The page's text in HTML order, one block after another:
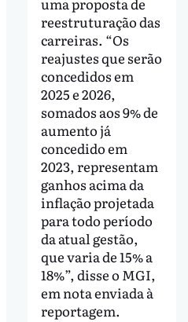
reestruturação das
carreiras. “Os
reajustes que serão
concedidos em
2025 e 2026,
somados aos 9% de
aumento já
concedido em
2023, representam
ganhos acima da
inflação projetada
para todo período
da atual gestão,
que varia de 15% a
18%”, disse o MGI,
em nota enviada à
reportagem.